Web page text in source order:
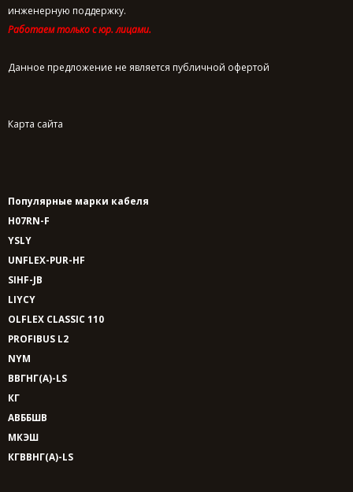
инженерную поддержку.
Работаем только с юр. лицами.
Данное предложение не является публичной офертой
Карта сайта
Популярные марки кабеля
H07RN-F
YSLY
UNFLEX-PUR-HF
SIHF-JB
LIYCY
OLFLEX CLASSIC 110
PROFIBUS L2
NYM
ВВГНГ(A)-LS
КГ
АВББШВ
МКЭШ
КГВВНГ(A)-LS